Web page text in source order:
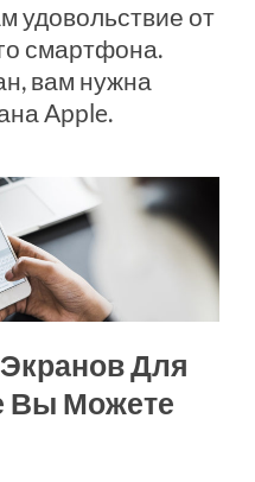
удовольствие от
смартфона.
вам нужна
Apple.
Для
Вы Можете